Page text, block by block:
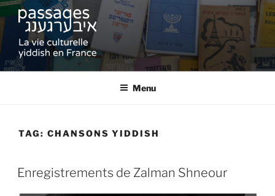
Skip
content
PASSAGES
La vie culturelle yiddish en France
Menu
TAG: CHANSONS YIDDISH
Enregistrements de Zalman Shneour